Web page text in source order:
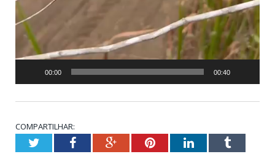
00:00 00:40
COMPARTILHAR:
TwitterFacebookGoogle+PinterestLinkedInTumblr